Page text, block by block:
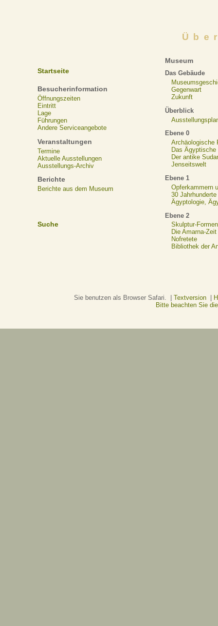
Startseite
Besucherinformation
Öffnungszeiten
Eintritt
Lage
Führungen
Andere Serviceangebote
Veranstaltungen
Termine
Aktuelle Ausstellungen
Ausstellungs-Archiv
Berichte
Berichte aus dem Museum
Suche
Museum
Das Gebäude
Gegenwart
Zukunft
Überblick
Ebene 0
Archäologische
Das Ägyptische
Der antike
Jenseitswelt
Ebene 1
Opferkammern
30
Ägyptologie,
Ebene 2
Skulptur-Formen
Die Amarna-Zeit
Nofretete
Bibliothek der
Sie benutzen als Browser Safari. | Textversion|
Bitte beachten Sie